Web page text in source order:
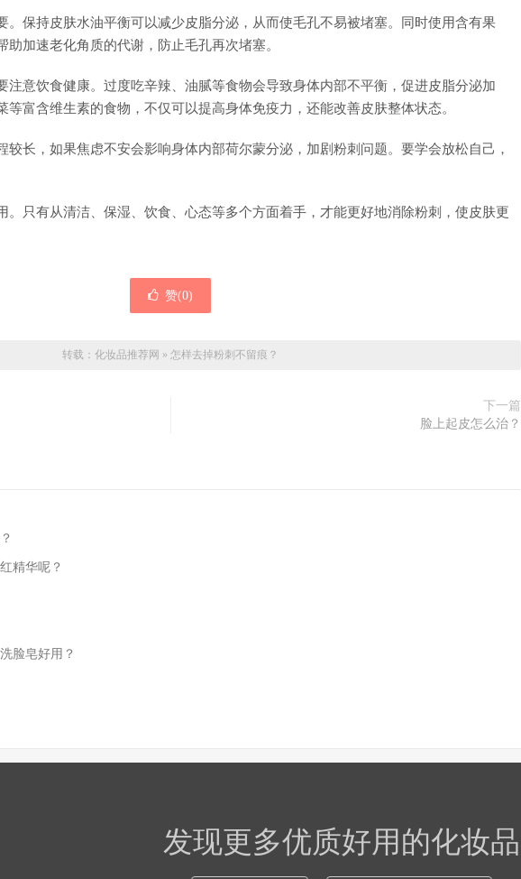
。保持皮肤水油平衡可以减少皮脂分泌，从而使毛孔不易被堵塞。同时使用含有果
加速老化角质的代谢，防止毛孔再次堵塞。
注意饮食健康。过度吃辛辣、油腻等食物会导致身体内部不平衡，促进皮脂分泌加
等富含维生素的食物，不仅可以提高身体免疫力，还能改善皮肤整体状态。
较长，如果焦虑不安会影响身体内部荷尔蒙分泌，加剧粉刺问题。要学会放松自己，
。只有从清洁、保湿、饮食、心态等多个方面着手，才能更好地消除粉刺，使皮肤更
赞(0)
转载： 化妆品推荐网 » 怎样去掉粉刺不留痕？
下一篇
脸上起皮怎么治？
精华呢？
脸皂好用？
发现更多优质好用的化妆品